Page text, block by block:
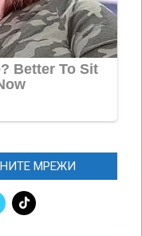
МРЕЖИ